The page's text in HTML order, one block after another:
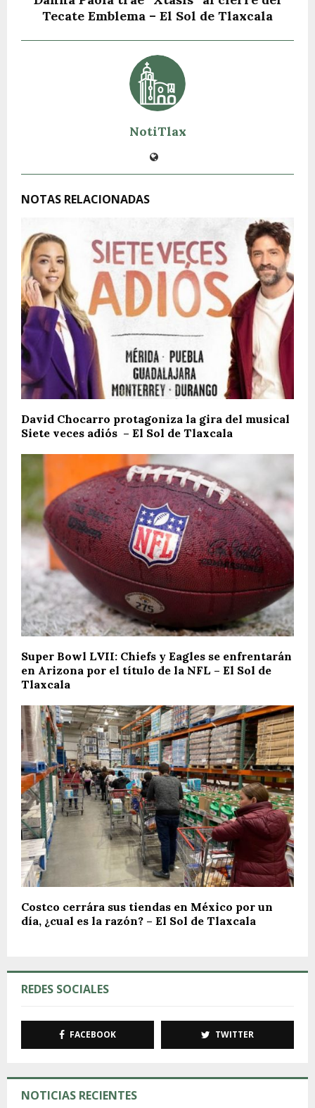
Tecate Emblema – El Sol de Tlaxcala
NotiTlax
NOTAS RELACIONADAS
David Chocarro protagoniza la gira del musical
Siete veces adiós – El Sol de Tlaxcala
Super Bowl LVII: Chiefs y Eagles se enfrentarán
en Arizona por el título de la NFL – El Sol de
Tlaxcala
Costco cerrára sus tiendas en México por un
día, ¿cual es la razón? – El Sol de Tlaxcala
REDES SOCIALES
FACEBOOK TWITTER
NOTICIAS RECIENTES